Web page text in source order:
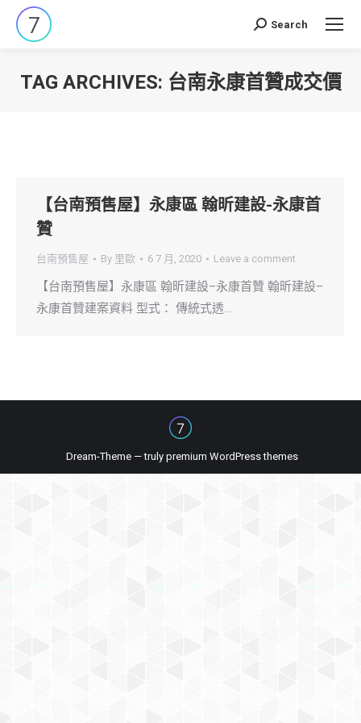
Search:
Search
TAG ARCHIVES: 台南永康首贊成交價
【台南預售屋】永康區 翰昕建設-永康首
贊
台南預售屋 By 里歐 6 7 月, 2020 Leave a comment
【台南預售屋】永康區 翰昕建設–永康首贊 翰昕建設–
永康首贊建案資料 型式： 傳統式透…
Dream-Theme — truly premium WordPress themes